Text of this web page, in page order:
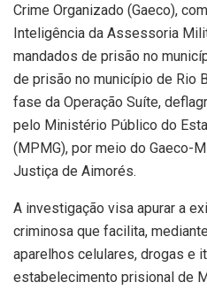
Crime Organizado (Gaeco),
Inteligência da Assessoria
mandados de prisão no
de prisão no município de Rio
fase da Operação Suíte,
pelo Ministério Público do
(MPMG), por meio do Gaeco-
Justiça de Aimorés.
A investigação visa apurar a
criminosa que facilita,
aparelhos celulares, drogas e
estabelecimento prisional de